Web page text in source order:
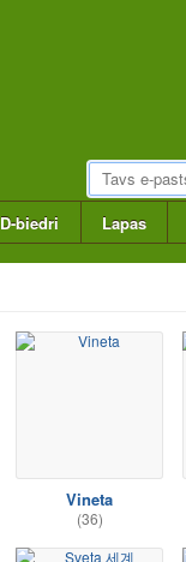
D-biedri Lapas
Vineta
(36)